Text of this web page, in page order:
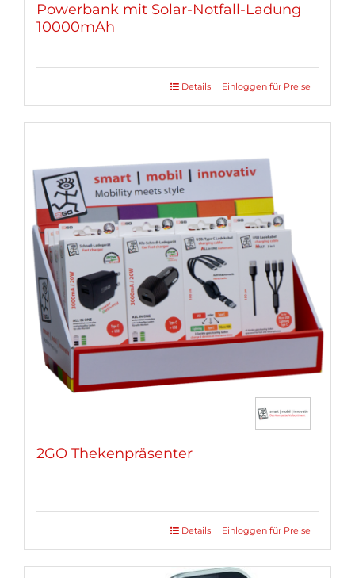
Powerbank mit Solar-Notfall-Ladung
10000mAh
Einloggen für Preise
Details
2GO Thekenpräsenter
Einloggen für Preise
Details